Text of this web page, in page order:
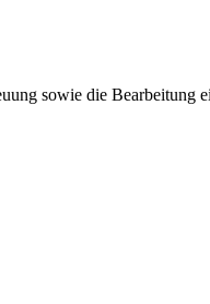
sowie die Bearbeitung